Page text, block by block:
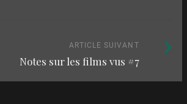
ARTICLE SUIVANT
Notes sur les films vus #7
Article